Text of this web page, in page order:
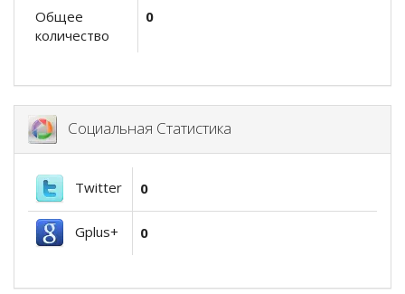
Общее
количество
0
Социальная Статистика
Twitter 0
Gplus+ 0